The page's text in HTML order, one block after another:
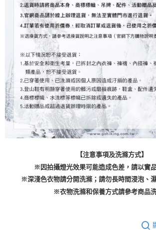
【注意事項及洗滌方式】
※因拍攝燈光效果可能造成色差，請以實
※深淺色衣物請分開洗滌；請勿長時間浸泡、
※衣物洗滌和保養方式請參考商品